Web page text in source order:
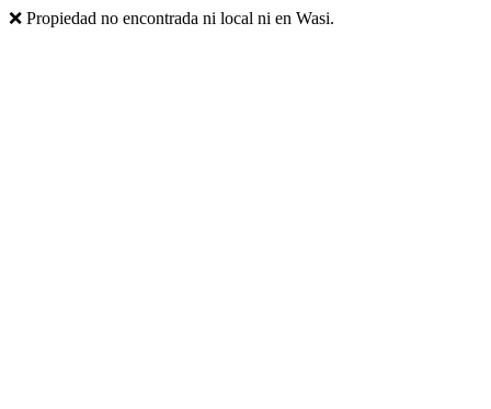
❌ Propiedad no encontrada ni local ni en Wasi.